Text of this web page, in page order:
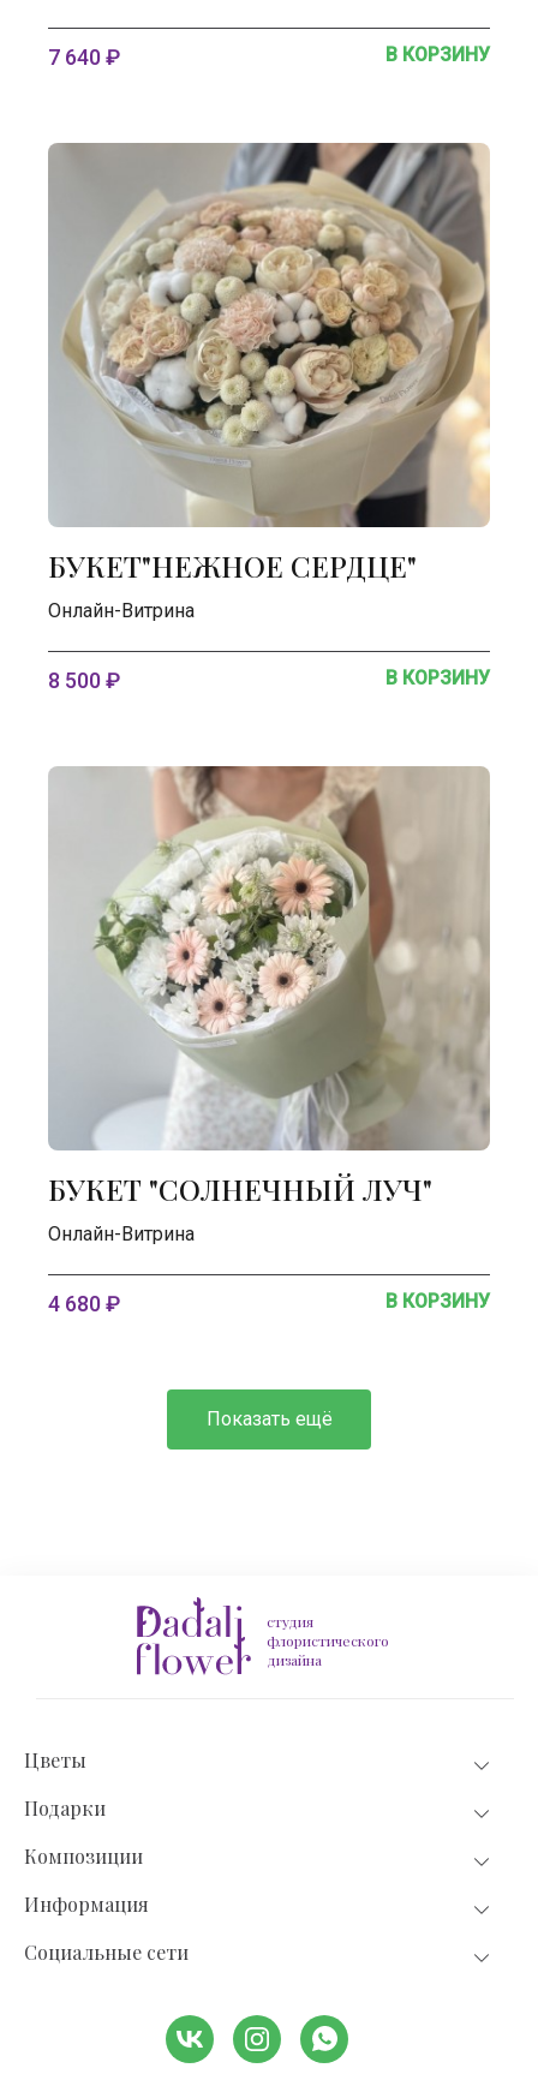
7 640 ₽ В КОРЗИНУ
БУКЕТ"НЕЖНОЕ СЕРДЦЕ"
Онлайн-Витрина
8 500 ₽ В КОРЗИНУ
БУКЕТ "СОЛНЕЧНЫЙ ЛУЧ"
Онлайн-Витрина
4 680 ₽ В КОРЗИНУ
Показать ещё
студия
флористического
дизайна
Цветы
Подарки
Композиции
Информация
Социальные сети